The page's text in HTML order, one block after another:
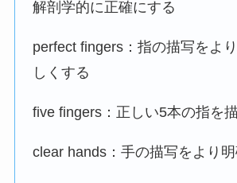
解剖学的に正確にする
perfect fingers：指の描写をよ
しくする
five fingers：正しい5本の指を描
clear hands：手の描写をより